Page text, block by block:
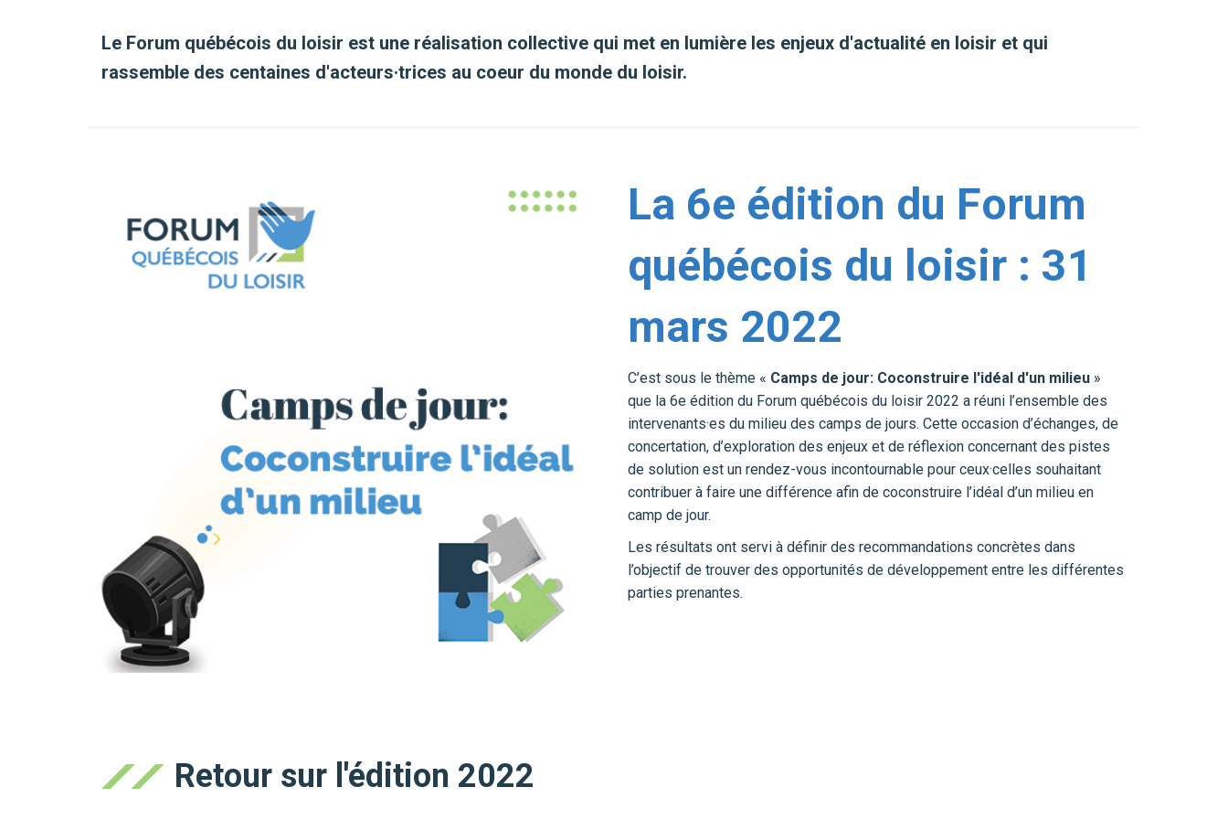
Le Forum québécois du loisir est une réalisation collective qui met en lumière les enjeux d'actualité en loisir et qui
rassemble des centaines d'acteurs·trices au coeur du monde du loisir.
La 6e édition du Forum
québécois du loisir : 31
mars 2022
C’est sous le thème « Camps de jour: Coconstruire l'idéal d'un milieu »
que la 6e édition du Forum québécois du loisir 2022 a réuni l’ensemble des
intervenants·es du milieu des camps de jours. Cette occasion d’échanges, de
concertation, d’exploration des enjeux et de réflexion concernant des pistes
de solution est un rendez-vous incontournable pour ceux·celles souhaitant
contribuer à faire une différence afin de coconstruire l’idéal d’un milieu en
camp de jour.
Les résultats ont servi à définir des recommandations concrètes dans
l’objectif de trouver des opportunités de développement entre les différentes
parties prenantes.
Retour sur l'édition 2022